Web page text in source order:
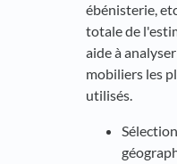
ébénisterie,
totale de
aide à
mobiliers les
utilisés.